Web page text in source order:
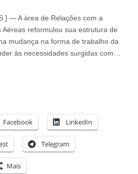
estrutura
e
atendimento
da
] — A área de Relações com a
Aéreas reformulou sua estrutura de
mudança na forma de trabalho da
às necessidades surgidas com…
Facebook LinkedIn
Telegram
Mais